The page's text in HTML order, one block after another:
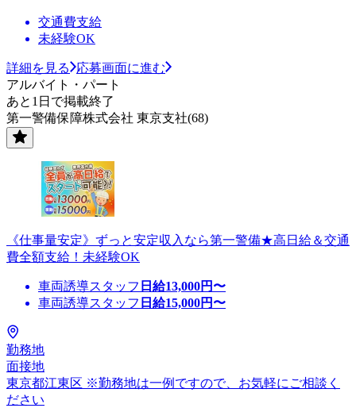
交通費支給
未経験OK
詳細を見る
応募画面に進む
アルバイト・パート
あと1日で掲載終了
第一警備保障株式会社 東京支社(68)
《仕事量安定》ずっと安定収入なら第一警備★高日給＆交通
費全額支給！未経験OK
車両誘導スタッフ 日給13,000円〜
車両誘導スタッフ 日給15,000円〜
勤務地
面接地
東京都江東区 ※勤務地は一例ですので、お気軽にご相談く
ださい